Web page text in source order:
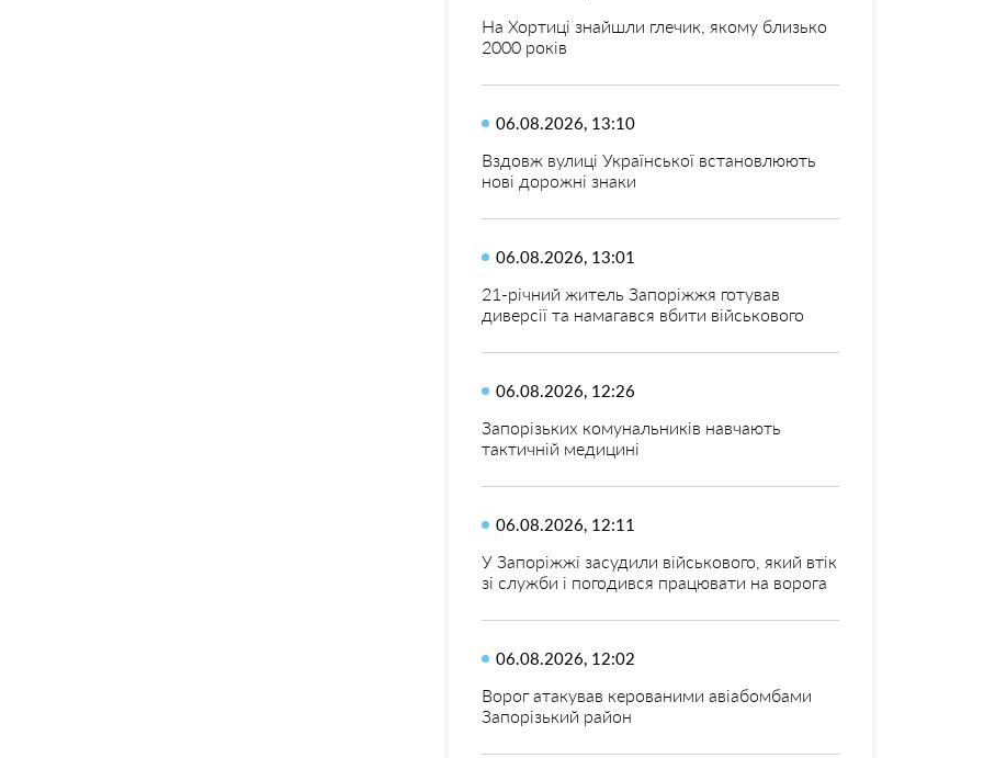
На Хортиці знайшли глечик, якому близько
2000 років
06.08.2026, 13:10
Вздовж вулиці Української встановлюють
нові дорожні знаки
06.08.2026, 13:01
21-річний житель Запоріжжя готував
диверсії та намагався вбити військового
06.08.2026, 12:26
Запорізьких комунальників навчають
тактичній медицині
06.08.2026, 12:11
У Запоріжжі засудили військового, який втік
зі служби і погодився працювати на ворога
06.08.2026, 12:02
Ворог атакував керованими авіабомбами
Запорізький район